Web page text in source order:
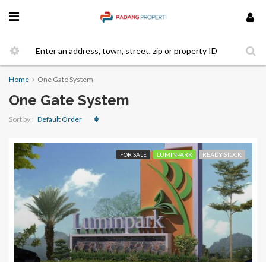
Home One Gate System
One Gate System
Sort by: Default Order
FOR SALE LUMINPARK READY STOCK